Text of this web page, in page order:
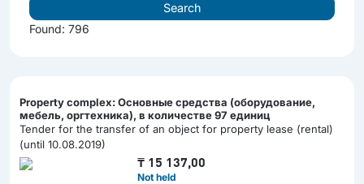
Found: 796
Property complex: Основные средства (оборудование,
мебель, оргтехника), в количестве 97 единиц
Tender for the transfer of an object for property lease (rental)
(until 10.08.2019)
₸ 15 137,00
Not held